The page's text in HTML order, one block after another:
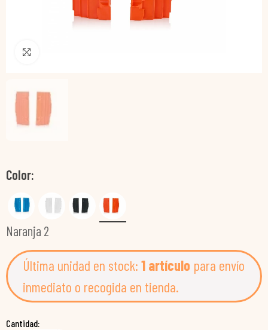
Color
Naranja 2
Última unidad en stock: 1 artículo para envío
inmediato o recogida en tienda.
Cantidad: